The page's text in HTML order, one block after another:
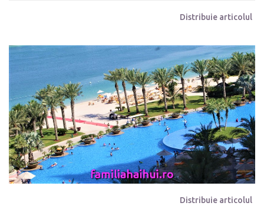
Distribuie articolul
Distribuie articolul